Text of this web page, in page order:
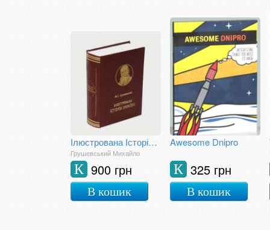
Ілюстрована Історія України
Грушевський Михайло
900 грн
К
В кошик
Awesome Dnipro
325 грн
К
В кошик